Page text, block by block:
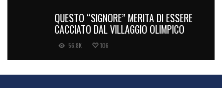
QUESTO “SIGNORE” MERITA DI ESSERE
CACCIATO DAL VILLAGGIO OLIMPICO
56.8K 106